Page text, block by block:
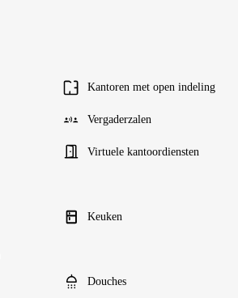
Kantoren met open indeling
Vergaderzalen
Virtuele kantoordiensten
Keuken
Douches